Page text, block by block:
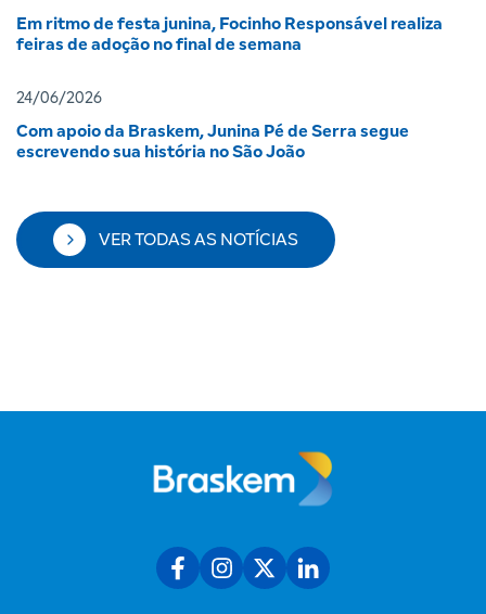
Em ritmo de festa junina, Focinho Responsável realiza
feiras de adoção no final de semana
24/06/2026
Com apoio da Braskem, Junina Pé de Serra segue
escrevendo sua história no São João
VER TODAS AS NOTÍCIAS